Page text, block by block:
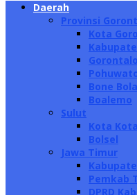
Daerah
Provinsi
Kota
Bone
Boalemo
Sulut
Kota
Bolsel
Jawa Timur
Pemkab
DPRD